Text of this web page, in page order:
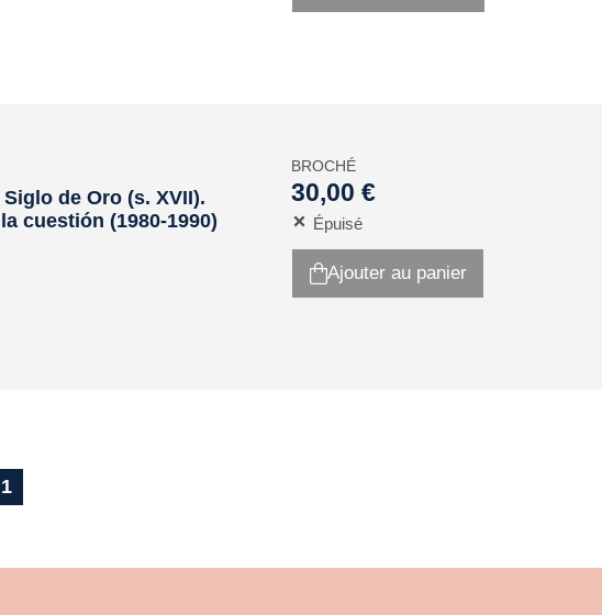
de Oro (s. XVII).
cuestión (1980-1990)
BROCHÉ
30,00 €
Épuisé
Ajouter au panier
1